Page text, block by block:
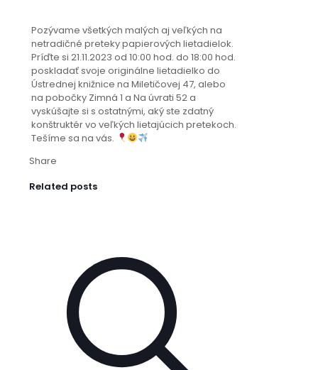
Pozývame všetkých malých aj veľkých na
netradičné preteky papierových lietadielok.
Príďte si 21.11.2023 od 10:00 hod. do 18:00 hod.
poskladať svoje originálne lietadielko do
Ústrednej knižnice na Miletičovej 47, alebo
na pobočky Zimná 1 a Na úvrati 52 a
vyskúšajte si s ostatnými, aký ste zdatný
konštruktér vo veľkých lietajúcich pretekoch.
Tešíme sa na vás.
Share
Related posts